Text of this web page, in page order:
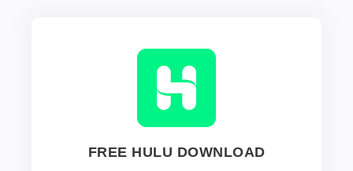
FREE HULU DOWNLOAD